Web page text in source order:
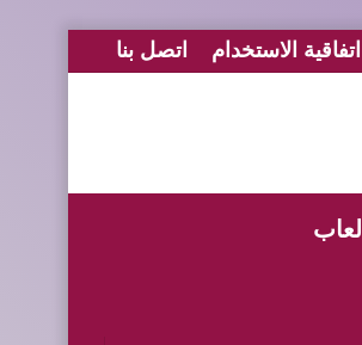
اتفاقية الاستخدام اتصل بنا
ألعاب